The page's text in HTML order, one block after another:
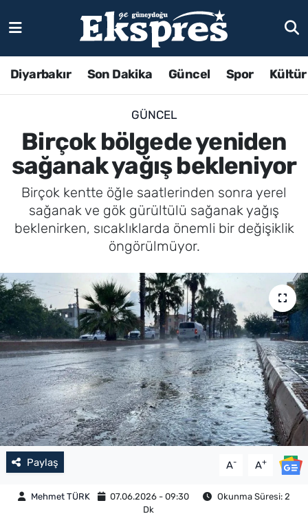
Diyarbakır Son Dakika Güncel Spor
GÜNCEL
Birçok bölgede yeniden
sağanak yağış bekleniyor
Birçok kentte öğle saatlerinden sonra yerel
sağanak ve gök gürültülü sağanak yağış
beklenirken, sıcaklıklarda önemli bir değişiklik
öngörülmüyor.
Paylaş A- A+
Mehmet TÜRK 07.06.2026 - 09:30
Okunma Süresi: 2
Dk